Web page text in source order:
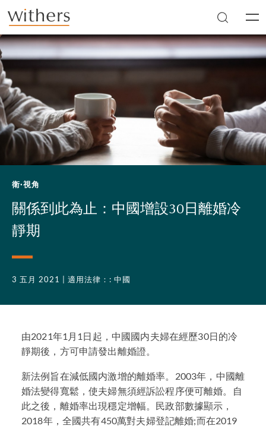
Skip to main content
衛·視角
關係到此為止：中國增設30日離婚冷
靜期
3 五月 2021 | 適用法律：: 中國
由2021年1月1日起，中國國内夫婦在經歷30日的冷
靜期後，方可申請發出離婚證。
新法例旨在減低國内激增的離婚率。2003年，中國離
婚法變得寬鬆，使夫婦無須經訴訟程序便可離婚。自
此之後，離婚率出現穩定增幅。民政部數據顯示，
2018年，全國共有450萬對夫婦登記離婚;而在2019